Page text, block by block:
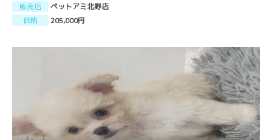
販売店
ペットアミ北野店
価格
205,000円